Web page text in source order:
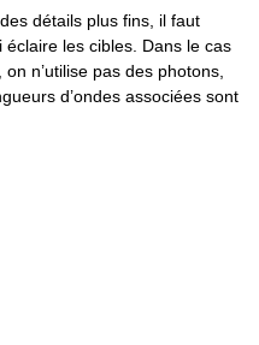
des détails plus fins, il faut
éclaire les cibles. Dans le cas
n’utilise pas des photons,
d’ondes associées sont